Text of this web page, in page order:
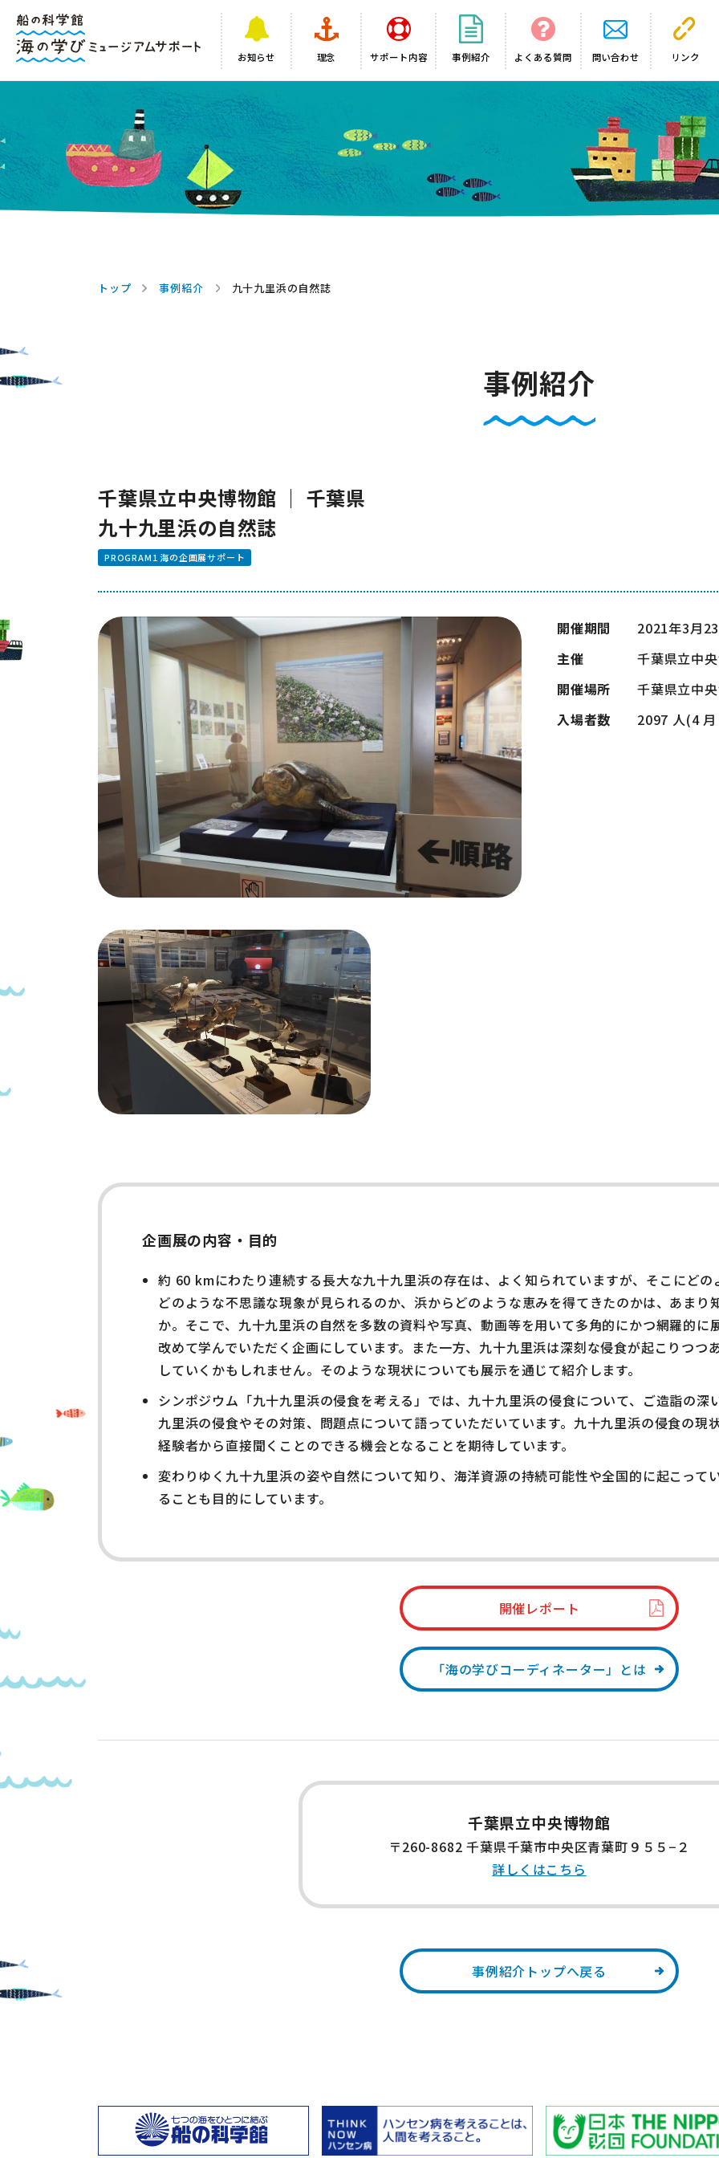
お知らせ 理念 サポート内容 事例紹介 よくある質問 問い合わせ リンク
トップ 事例紹介 九十九里浜の自然誌
事例紹介
千葉県立中央博物館 ｜ 千葉県
九十九里浜の自然誌
PROGRAM1 海の企画展サポート
開催期間
2021年3月
主催
千葉県立中
開催場所
千葉県立中
入場者数
2097 人(4
企画展の内容・目的
約 60 kmにわたり連続する長大な九十九里浜の存在は、よく知られていますが、そこにどの
どのような不思議な現象が見られるのか、浜からどのような恵みを得てきたのかは、あまり
か。そこで、九十九里浜の自然を多数の資料や写真、動画等を用いて多角的にかつ網羅的に
改めて学んでいただく企画にしています。また一方、九十九里浜は深刻な侵食が起こりつつ
していくかもしれません。そのような現状についても展示を通じて紹介します。
シンポジウム「九十九里浜の侵食を考える」では、九十九里浜の侵食について、ご造詣の深
九里浜の侵食やその対策、問題点について語っていただいています。九十九里浜の侵食の現
経験者から直接聞くことのできる機会となることを期待しています。
変わりゆく九十九里浜の姿や自然について知り、海洋資源の持続可能性や全国的に起こって
ることも目的にしています。
開催レポート
「海の学びコーディネーター」とは
千葉県立中央博物館
〒260-8682 千葉県千葉市中央区青葉町９５５−２
詳しくはこちら
事例紹介トップへ戻る